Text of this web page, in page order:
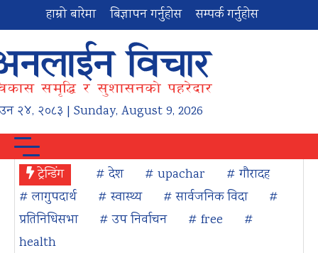
हाम्रो बारेमा बिज्ञापन गर्नुहोस सम्पर्क गर्नुहोस
२४, २०८३ | Sunday, August 9, 2026
ट्रेन्डिंग # देश # upachar
# गौरादह
# लागुपदार्थ
# स्वास्थ्य # सार्वजनिक विदा
#
प्रतिनिधिसभा
# उप निर्वाचन # free
#
health